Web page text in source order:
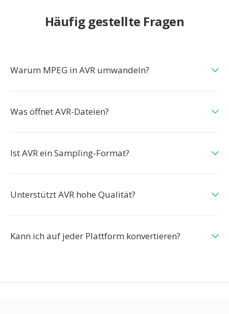
Häufig gestellte Fragen
Warum MPEG in AVR umwandeln?
Was öffnet AVR-Dateien?
Ist AVR ein Sampling-Format?
Unterstützt AVR hohe Qualität?
Kann ich auf jeder Plattform konvertieren?